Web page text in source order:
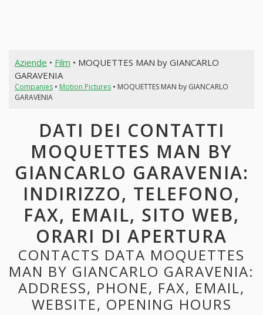
Aziende • Film • MOQUETTES MAN by GIANCARLO
GARAVENIA
Companies• Motion Pictures• MOQUETTES MAN by GIANCARLO
GARAVENIA
DATI DEI CONTATTI
MOQUETTES MAN BY
GIANCARLO GARAVENIA:
INDIRIZZO, TELEFONO,
FAX, EMAIL, SITO WEB,
ORARI DI APERTURA
CONTACTS DATA MOQUETTES
MAN BY GIANCARLO GARAVENIA:
ADDRESS, PHONE, FAX, EMAIL,
WEBSITE, OPENING HOURS